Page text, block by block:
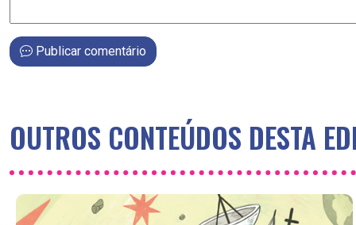
Publicar comentário
OUTROS CONTEÚDOS DESTA